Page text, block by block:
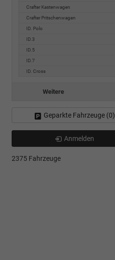
Crafter Kastenwagen
Crafter Pritschenwagen
ID. Polo
ID.3
ID.5
ID.7
ID. Cross
Weitere
Geparkte Fahrzeuge (0)
Anmelden
2375 Fahrzeuge